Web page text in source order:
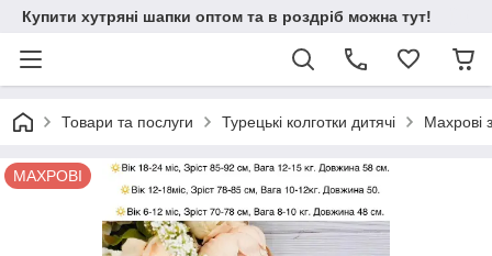
Купити хутряні шапки оптом та в роздріб можна тут!
Товари та послуги Турецькі колготки дитячі Махрові
МАХРОВІ